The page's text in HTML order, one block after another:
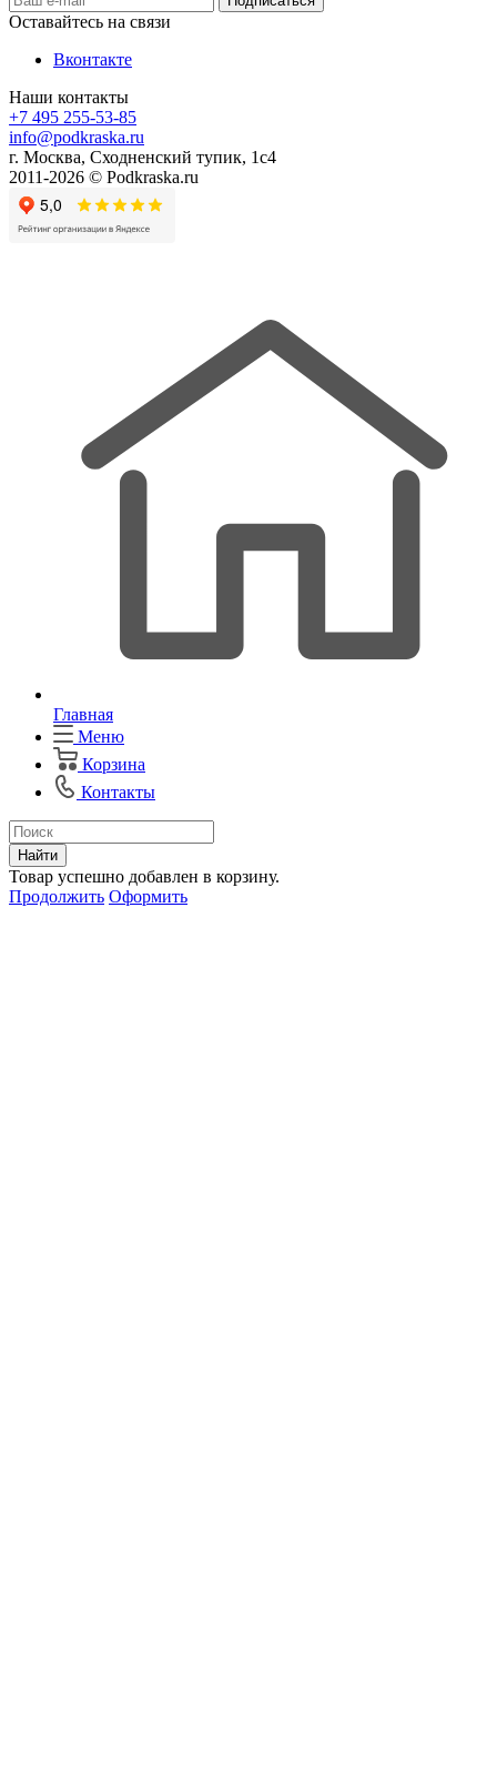
Оставайтесь на связи
Вконтакте
Наши контакты
+7 495 255-53-85
info@podkraska.ru
г. Москва, Сходненский тупик, 1с4
2011-2026 © Podkraska.ru
Главная
Меню
Корзина
Контакты
Найти
Товар успешно добавлен в корзину.
Продолжить Оформить